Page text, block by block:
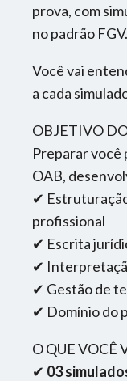
prova, com
no padrão FGV.
Você vai
a cada
OBJETIVO
Preparar você
OAB,
✔
profissional
✔ Escrita
✔
✔ Gestão de
✔ Domínio do
O QUE VOCÊ
✔ 03